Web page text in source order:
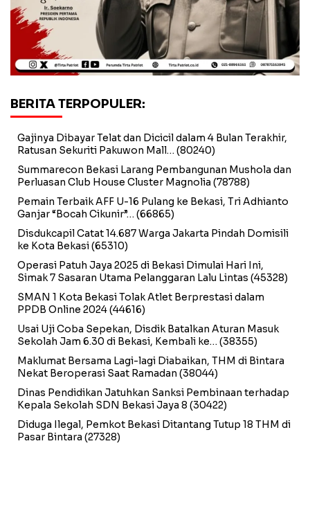
BERITA TERPOPULER:
Gajinya Dibayar Telat dan Dicicil dalam 4 Bulan Terakhir,
Ratusan Sekuriti Pakuwon Mall… (80240)
Summarecon Bekasi Larang Pembangunan Mushola dan
Perluasan Club House Cluster Magnolia (78788)
Pemain Terbaik AFF U-16 Pulang ke Bekasi, Tri Adhianto
Ganjar “Bocah Cikunir”… (66865)
Disdukcapil Catat 14.687 Warga Jakarta Pindah Domisili
ke Kota Bekasi(65310)
Operasi Patuh Jaya 2025 di Bekasi Dimulai Hari Ini,
Simak 7 Sasaran Utama Pelanggaran Lalu Lintas (45328)
SMAN 1 Kota Bekasi Tolak Atlet Berprestasi dalam
PPDB Online 2024(44616)
Usai Uji Coba Sepekan, Disdik Batalkan Aturan Masuk
Sekolah Jam 6.30 di Bekasi, Kembali ke… (38355)
Maklumat Bersama Lagi-lagi Diabaikan, THM di Bintara
Nekat Beroperasi Saat Ramadan (38044)
Dinas Pendidikan Jatuhkan Sanksi Pembinaan terhadap
Kepala Sekolah SDN Bekasi Jaya 8 (30422)
Diduga Ilegal, Pemkot Bekasi Ditantang Tutup 18 THM di
Pasar Bintara (27328)